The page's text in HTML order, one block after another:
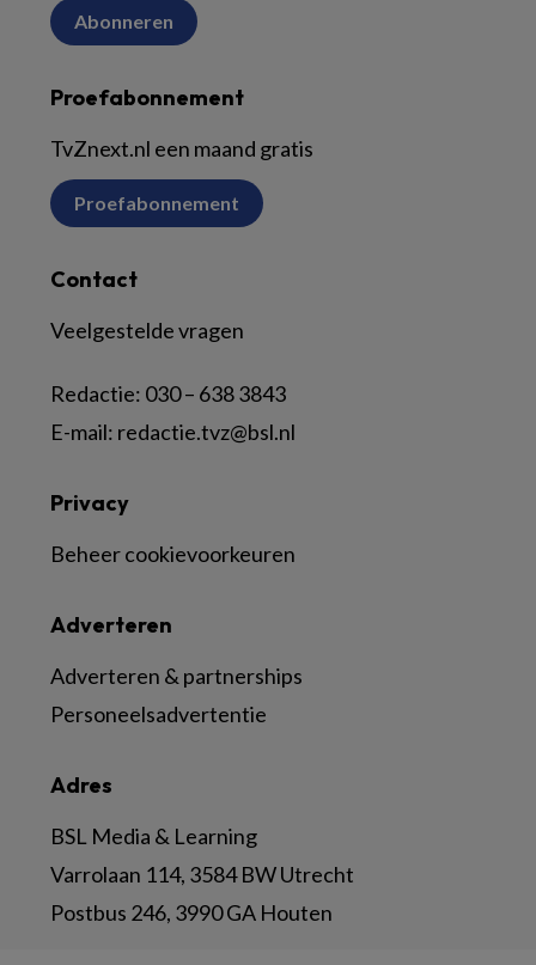
Abonneren
Proefabonnement
TvZnext.nl een maand gratis
Proefabonnement
Contact
Veelgestelde vragen
Redactie: 030 – 638 3843
E-mail: redactie.tvz@bsl.nl
Adres
BSL Media & Learning
Varrolaan 114, 3584 BW Utrecht
Postbus 246, 3990 GA Houten
Adverteren
Adverteren & partnerships
Personeelsadvertentie
Privacy
Beheer cookievoorkeuren